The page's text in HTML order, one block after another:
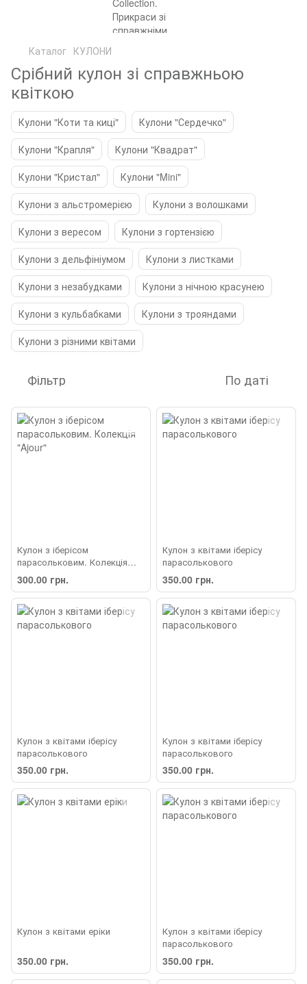
Каталог КУЛОНИ
Срібний кулон зі справжньою
квіткою
Кулони "Коти та киці"
Кулони "Сердечко"
Кулони "Крапля"
Кулони "Квадрат"
Кулони "Кристал"
Кулони "Mini"
Кулони з альстромерією
Кулони з волошками
Кулони з вересом
Кулони з гортензією
Кулони з дельфініумом
Кулони з листками
Кулони з незабудками
Кулони з нічною красунею
Кулони з кульбабками
Кулони з трояндами
Кулони з різними квітами
Фільтр По даті
Кулон з іберісом
парасольковим. Колекція
"Ajour"
300.00 грн.
Кулон з квітами іберісу
парасолькового
350.00 грн.
Кулон з квітами іберісу
парасолькового
350.00 грн.
Кулон з квітами іберісу
парасолькового
350.00 грн.
Кулон з квітами еріки
350.00 грн.
Кулон з квітами іберісу
парасолькового
350.00 грн.